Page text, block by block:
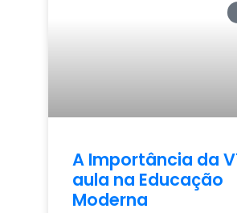
A Importância da
aula na Educação
Moderna